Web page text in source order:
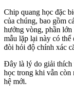
Chip quang học đặc
của chúng, bao gồm
hưởng vòng, phần lớn
mẫu lặp lại này có
đòi hỏi độ chính xác
Đây là lý do giải thích
học trong khi vẫn
hệ mới.